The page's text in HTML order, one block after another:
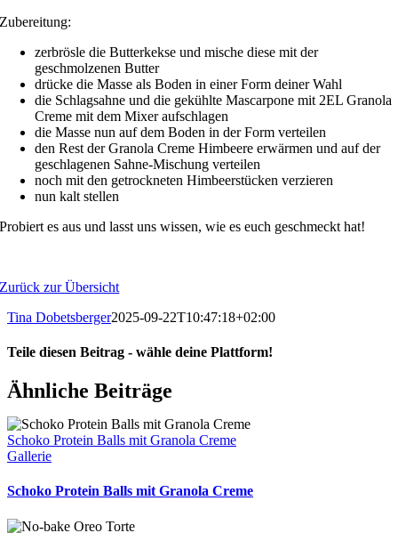
Zubereitung:
zerbrösle die Butterkekse und mische diese mit der
geschmolzenen Butter
drücke die Masse als Boden in einer Form deiner Wahl
die Schlagsahne und die gekühlte Mascarpone mit 2EL Granola
Creme mit dem Mixer aufschlagen
die Masse nun auf dem Boden in der Form verteilen
den Rest der Granola Creme Himbeere erwärmen und auf der
geschlagenen Sahne-Mischung verteilen
noch mit den getrockneten Himbeerstücken verzieren
nun kalt stellen
Probiert es aus und lasst uns wissen, wie es euch geschmeckt hat!
Zurück zur Übersicht
Tina Dobetsberger2025-09-22T10:47:18+02:00
Teile diesen Beitrag - wähle deine Plattform!
Facebook
WhatsApp
Pinterest
Ähnliche Beiträge
Schoko Protein Balls mit Granola Creme
Gallerie
Schoko Protein Balls mit Granola Creme